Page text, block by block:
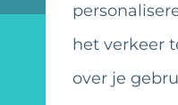
het verkeer
over je